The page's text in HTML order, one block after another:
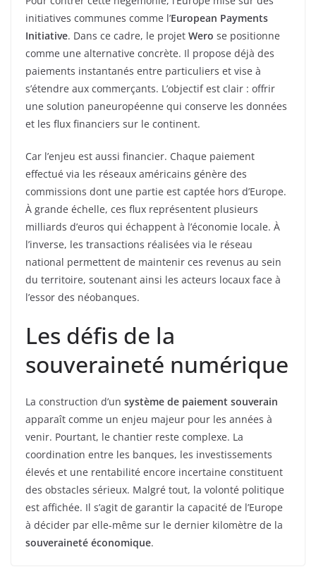
initiatives communes comme l’European Payments
Initiative. Dans ce cadre, le projet Wero se positionne
comme une alternative concrète. Il propose déjà des
paiements instantanés entre particuliers et vise à
s’étendre aux commerçants. L’objectif est clair : offrir
une solution paneuropéenne qui conserve les données
et les flux financiers sur le continent.
Car l’enjeu est aussi financier. Chaque paiement
effectué via les réseaux américains génère des
commissions dont une partie est captée hors d’Europe.
À grande échelle, ces flux représentent plusieurs
milliards d’euros qui échappent à l’économie locale. À
l’inverse, les transactions réalisées via le réseau
national permettent de maintenir ces revenus au sein
du territoire, soutenant ainsi les acteurs locaux face à
l’essor des néobanques.
Les défis de la
souveraineté numérique
La construction d’un système de paiement souverain
apparaît comme un enjeu majeur pour les années à
venir. Pourtant, le chantier reste complexe. La
coordination entre les banques, les investissements
élevés et une rentabilité encore incertaine constituent
des obstacles sérieux. Malgré tout, la volonté politique
est affichée. Il s’agit de garantir la capacité de l’Europe
à décider par elle-même sur le dernier kilomètre de la
souveraineté économique.